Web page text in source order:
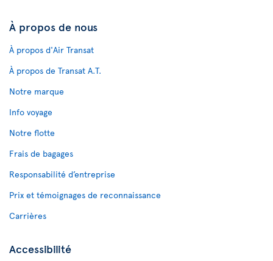
À propos de nous
À propos d'Air Transat
À propos de Transat A.T.
Notre marque
Info voyage
Notre flotte
Frais de bagages
Responsabilité d’entreprise
Prix et témoignages de reconnaissance
Carrières
Accessibilité